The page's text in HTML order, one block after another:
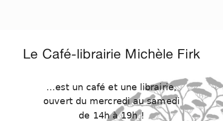
Le Café-librairie Michèle Firk
...est un café et une librairie,
ouvert du mercredi au samedi
de 14h à 19h !